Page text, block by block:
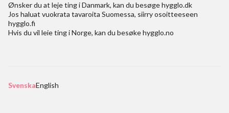
Ønsker du at leje ting i Danmark, kan du besøgehygglo.dk
Jos haluat vuokrata tavaroita Suomessa, siirry osoitteeseen
hygglo.fi
Hvis du vil leie ting i Norge, kan du besøkehygglo.no
SvenskaEnglish